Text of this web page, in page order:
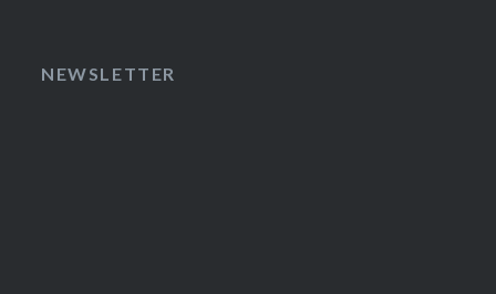
NEWSLETTER